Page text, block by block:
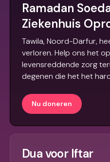
Ramadan
Ziekenhuis
Tawila, Noord-Darfur,
verloren. Help ons het
levensreddende zorg
degenen die het het
Nu doneren
Dua voor Iftar